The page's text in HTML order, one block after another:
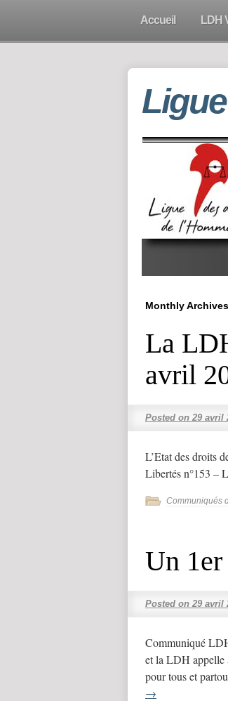
Accueil LDH
Monthly
La
avril
Posted on 29 avril
L’Etat des droits
Libertés n°153 –
Communiqués
Un
Posted on 29 avril
Communiqué
et la LDH appelle
pour tous et
→